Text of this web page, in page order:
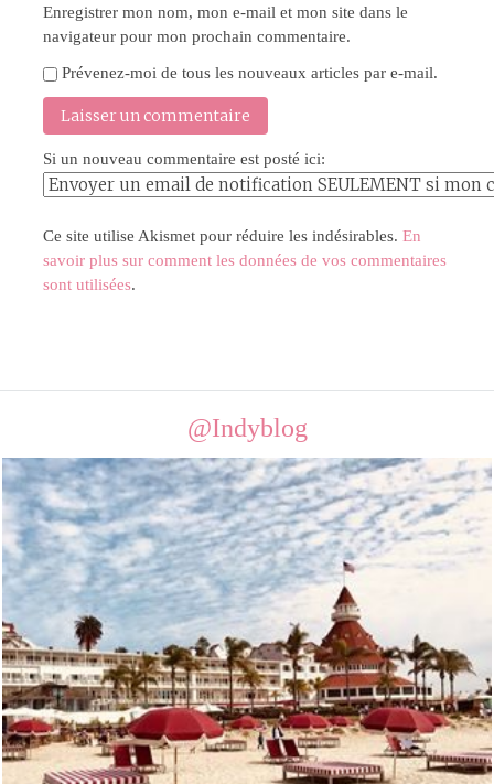
Enregistrer mon nom, mon e-mail et mon site dans le
navigateur pour mon prochain commentaire.
Prévenez-moi de tous les nouveaux articles par e-mail.
Si un nouveau commentaire est posté ici:
Ce site utilise Akismet pour réduire les indésirables. En
savoir plus sur comment les données de vos commentaires
sont utilisées.
@Indyblog